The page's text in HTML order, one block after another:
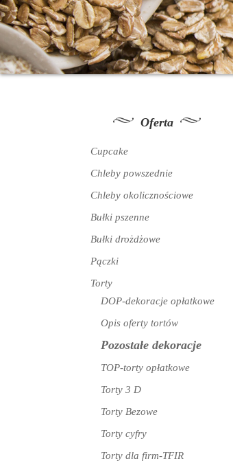
Oferta
Cupcake
Chleby powszednie
Chleby okolicznościowe
Bułki pszenne
Bułki drożdżowe
Pączki
Torty
DOP-dekoracje opłatkowe
Opis oferty tortów
Pozostałe dekoracje
TOP-torty opłatkowe
Torty 3 D
Torty Bezowe
Torty cyfry
Torty dla firm-TFIR